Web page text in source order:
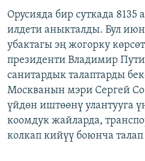
Орусияда бир суткада 8135
илдети аныкталды. Бул
убактагы эң жогорку
президенти Владимир
санитардык талаптарды
Москванын мэри Сергей
үйдөн иштөөнү улантууга
коомдук жайларда,
колкап кийүү боюнча талап